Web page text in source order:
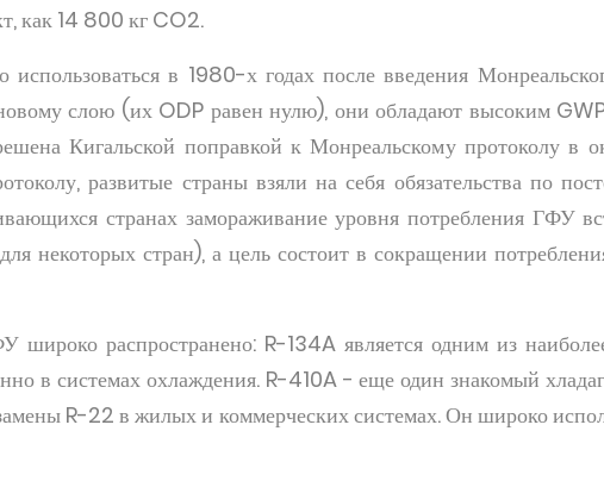
как 14 800 кг CO2.
в 1980-х годах после введения
слою (их ODP равен нулю), они обладают высоким
Кигальской поправкой к Монреальскому протоколу в
развитые страны взяли на себя обязательства по
странах замораживание уровня потребления ГФУ
некоторых стран), а цель состоит в сокращении
широко распространено: R-134A является одним из
в системах охлаждения. R-410A - еще один знакомый
R-22 в жилых и коммерческих системах. Он широко